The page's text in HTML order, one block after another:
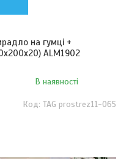
на гумці +
ALM1902
В наявності
TAG prostrez11-065